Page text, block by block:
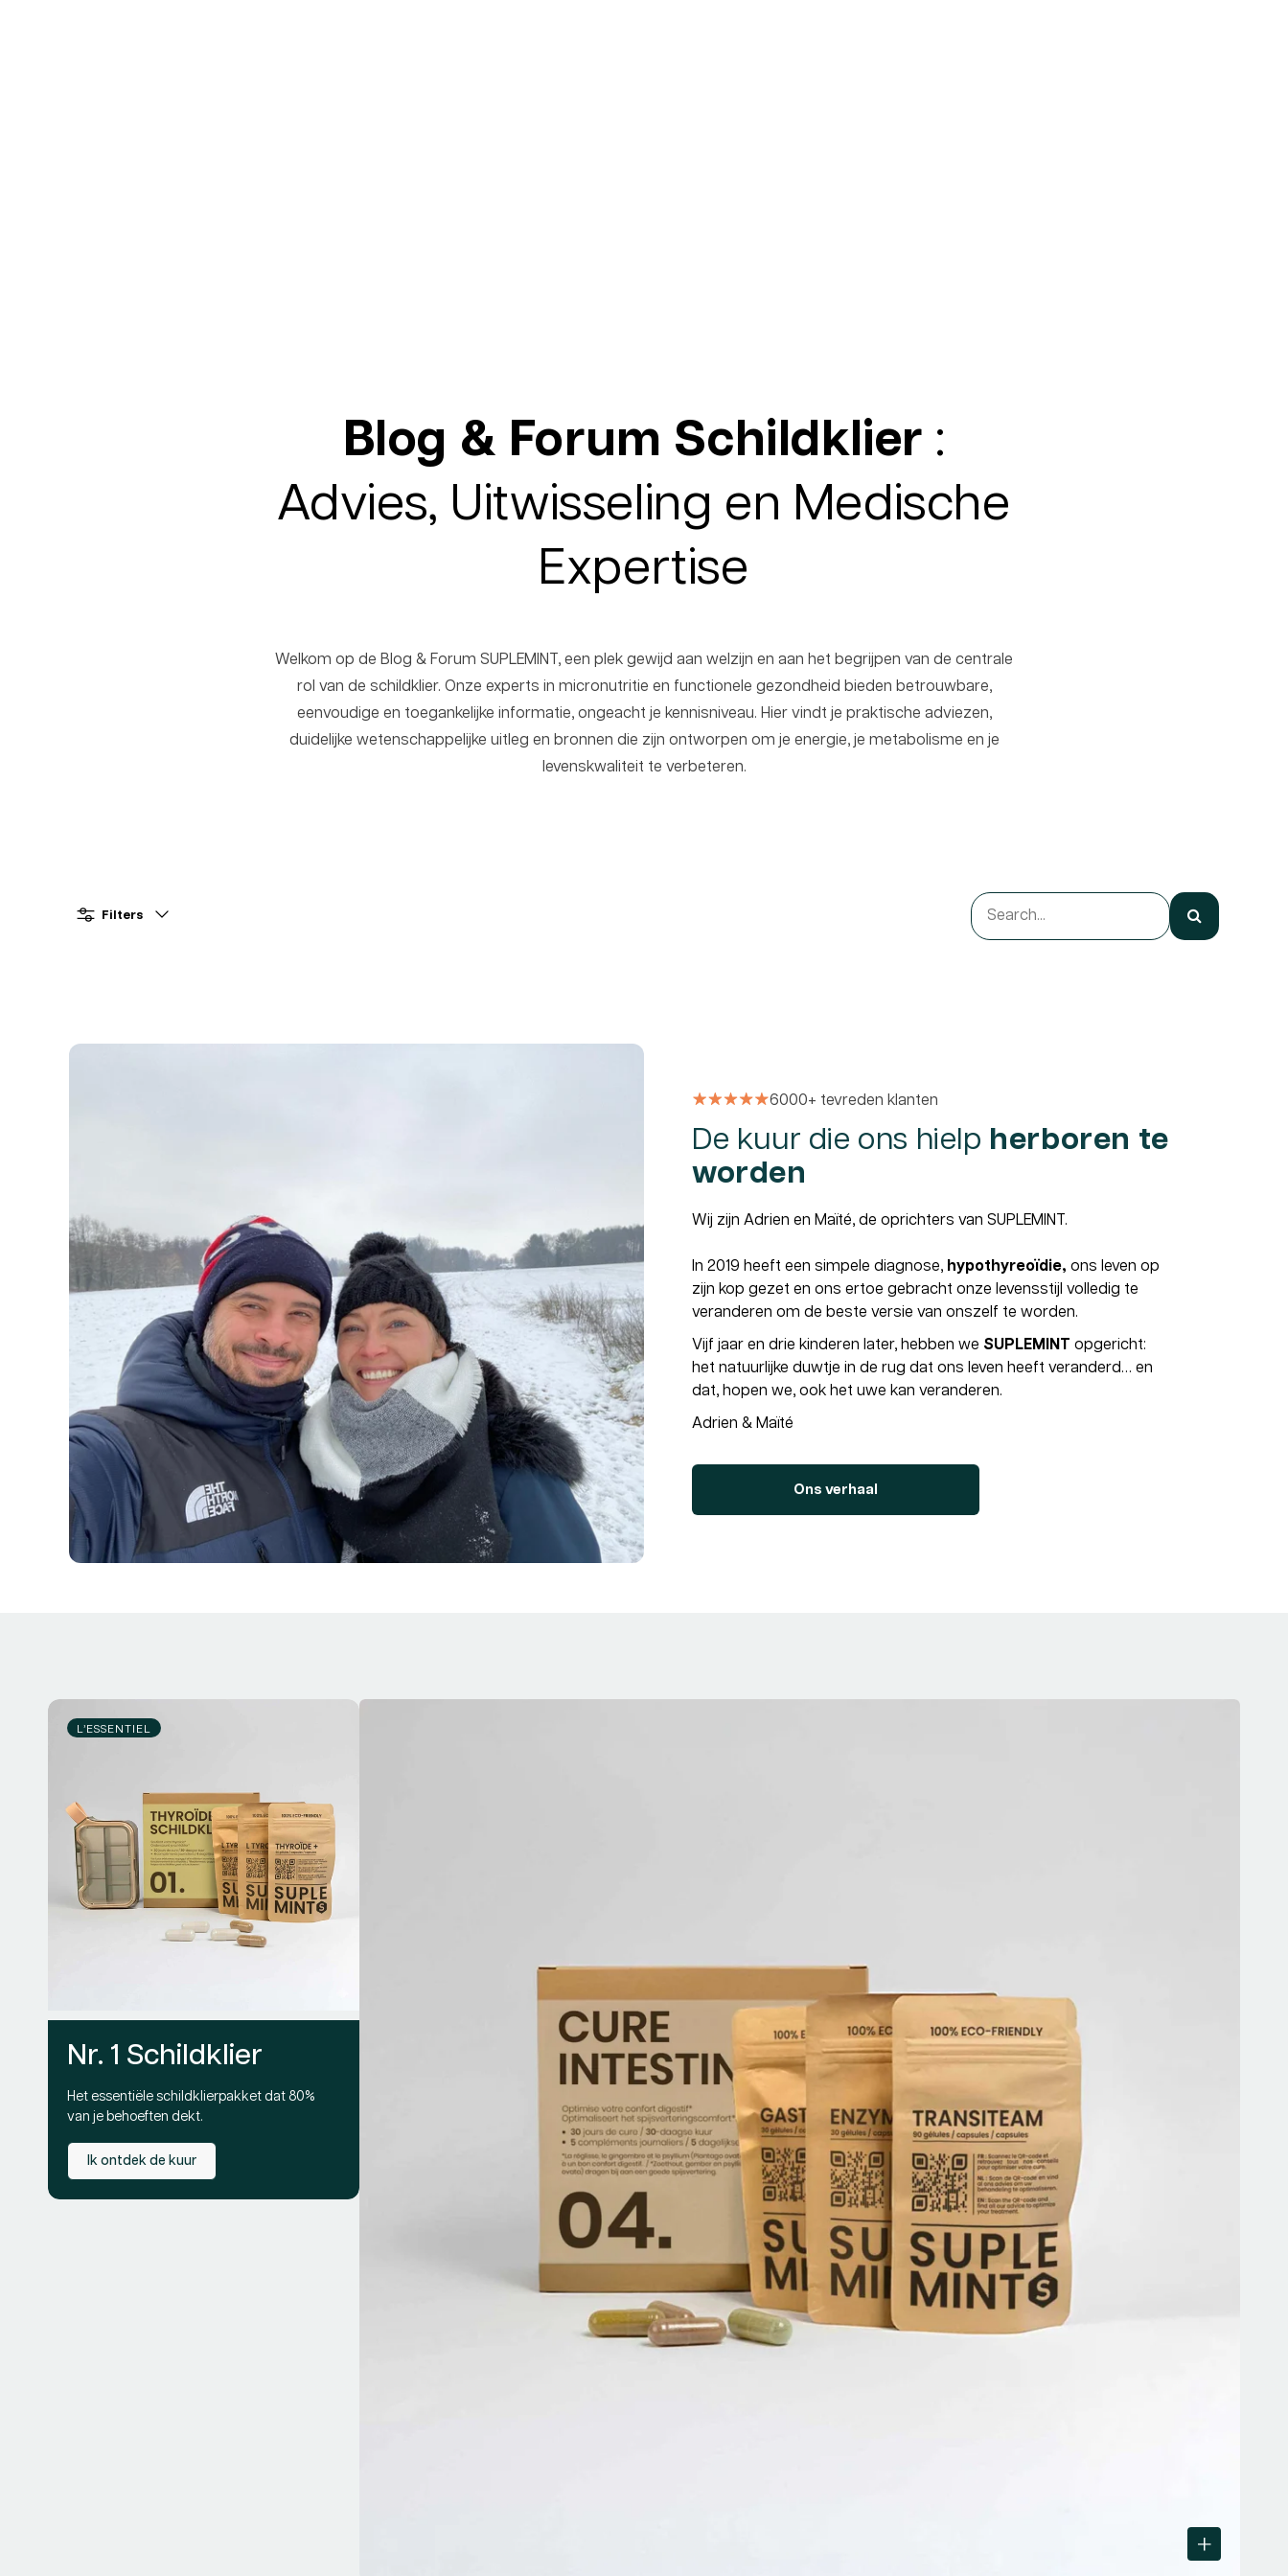
Blog & Forum Schildklier :
Advies, Uitwisseling en Medische
Expertise
Welkom op de Blog & Forum SUPLEMINT, een plek gewijd aan welzijn en aan het begrijpen van de centrale
rol van de schildklier. Onze experts in micronutritie en functionele gezondheid bieden betrouwbare,
eenvoudige en toegankelijke informatie, ongeacht je kennisniveau. Hier vindt je praktische adviezen,
duidelijke wetenschappelijke uitleg en bronnen die zijn ontworpen om je energie, je metabolisme en je
levenskwaliteit te verbeteren.
Filters
6000+ tevreden klanten
De kuur die ons hielp herboren te
worden
Wij zijn Adrien en Maïté, de oprichters van SUPLEMINT.
In 2019 heeft een simpele diagnose, hypothyreoïdie, ons leven op
zijn kop gezet en ons ertoe gebracht onze levensstijl volledig te
veranderen om de beste versie van onszelf te worden.
Vijf jaar en drie kinderen later, hebben we SUPLEMINT opgericht:
het natuurlijke duwtje in de rug dat ons leven heeft veranderd… en
dat, hopen we, ook het uwe kan veranderen.
Adrien & Maïté
Ons verhaal
L’ESSENTIEL
Nr. 1 Schildklier
Het essentiële schildklierpakket dat 80%
van je behoeften dekt.
Ik ontdek de kuur